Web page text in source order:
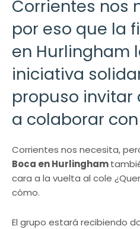
Corrientes nos
por eso que la
en Hurlingham
iniciativa
propuso invitar
a colaborar
Corrientes nos necesita,
Boca en Hurlingham
cara a la vuelta al cole
cómo.
El grupo estará recibiendo